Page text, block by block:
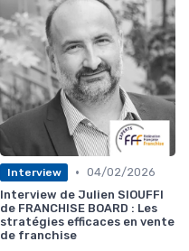
Interview • 04/02/2026
Interview de Julien SIOUFFI
de FRANCHISE BOARD : Les
stratégies efficaces en vente
de franchise